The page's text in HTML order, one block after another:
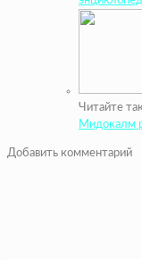
Читайте
Мидокалм
Добавить комментарий